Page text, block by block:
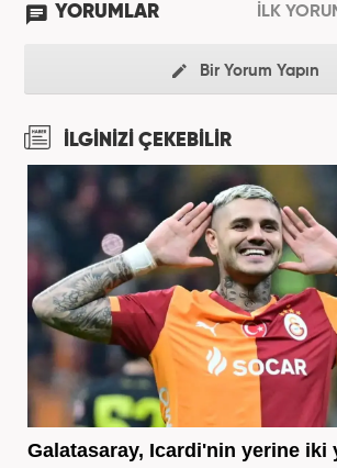
YORUMLAR İLK
Bir Yorum Yapın
İLGİNİZİ ÇEKEBİLİR
Galatasaray, Icardi'nin yerine iki